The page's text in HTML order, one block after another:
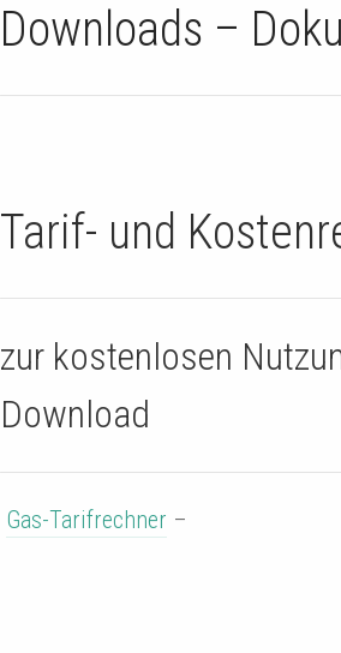
Downloads –
Tarif- und
zur kostenlosen
Download
Gas-Tarifrechner –